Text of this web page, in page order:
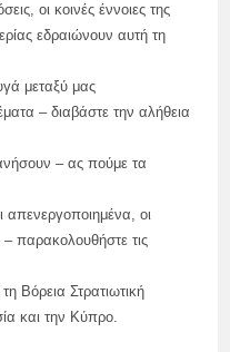
οι κοινές έννοιες της
εδραιώνουν αυτή τη
μεταξύ μας
– διαβάστε την αλήθεια
– ας πούμε τα
απενεργοποιημένα, οι
– παρακολουθήστε τις
Βόρεια Στρατιωτική
και την Κύπρο.